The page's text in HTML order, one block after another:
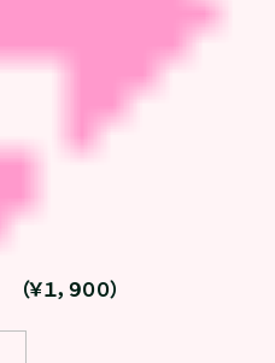
（￥１，９００）